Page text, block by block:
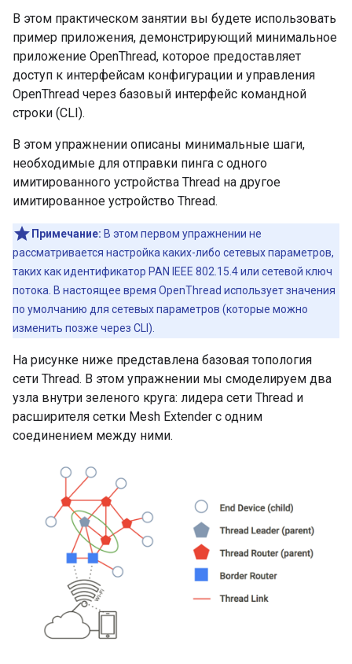
В этом практическом занятии вы будете использовать
пример приложения, демонстрирующий минимальное
приложение OpenThread, которое предоставляет
доступ к интерфейсам конфигурации и управления
OpenThread через базовый интерфейс командной
строки (CLI).
В этом упражнении описаны минимальные шаги,
необходимые для отправки пинга с одного
имитированного устройства Thread на другое
имитированное устройство Thread.
Примечание: В этом первом упражнении не
рассматривается настройка каких-либо сетевых параметров,
таких как идентификатор PAN IEEE 802.15.4 или сетевой ключ
потока. В настоящее время OpenThread использует значения
по умолчанию для сетевых параметров (которые можно
изменить позже через CLI).
На рисунке ниже представлена ​​базовая топология
сети Thread. В этом упражнении мы смоделируем два
узла внутри зеленого круга: лидера сети Thread и
расширителя сетки Mesh Extender с одним
соединением между ними.